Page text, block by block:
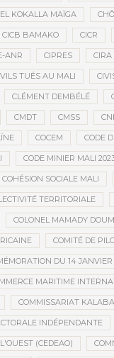
KOKALLA MAÏGA
CICB BAMAKO CICR
ANR CIPRES CIRA
TUÉS AU MALI
CLÉMENT DEMBÉLÉ
CMDT CMSS
COCEM CODE
CODE MINIER MALI
COHÉSION SOCIALE MALI
TERRITORIALE
COLONEL MAMADY
COMITÉ DE
DU 14 JANVIER
MARITIME
COMMISSARIAT
INDÉPENDANTE
(CEDEAO)